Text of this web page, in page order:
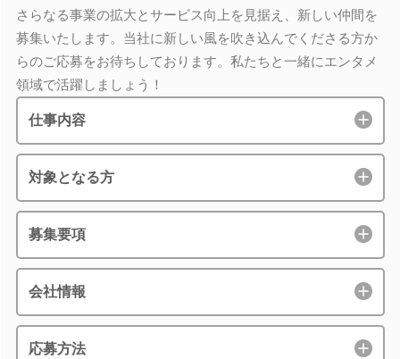
さらなる事業の拡大とサービス向上を見据え、新しい仲間を
募集いたします。当社に新しい風を吹き込んでくださる方か
らのご応募をお待ちしております。私たちと一緒にエンタメ
領域で活躍しましょう！
仕事内容
対象となる方
募集要項
会社情報
応募方法